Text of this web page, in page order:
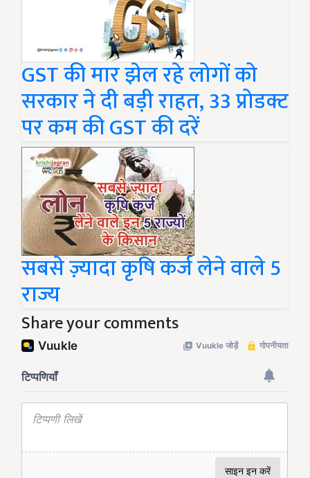
GST की मार झेल रहे लोगों को
सरकार ने दी बड़ी राहत, 33 प्रोडक्ट
पर कम की GST की दरें
सबसे ज़्यादा कृषि कर्ज लेने वाले 5
राज्य
Share your comments